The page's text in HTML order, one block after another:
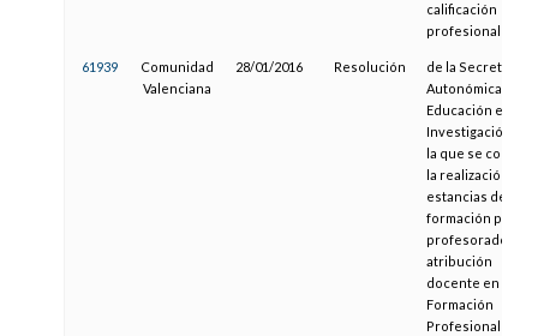
calificación
profesional
61939
Comunidad
Valenciana
28/01/2016 Resolución
de la Secretaría
Autonómica de
Educación e
Investigación, por
la que se convoca
la realización de
estancias de
formación para el
profesorado con
atribución
docente en
Formación
Profesional y de